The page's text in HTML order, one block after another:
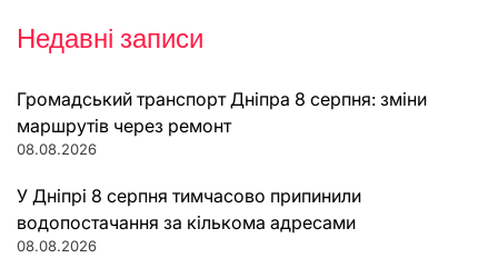
Недавні записи
Громадський транспорт Дніпра 8 серпня: зміни
маршрутів через ремонт
08.08.2026
У Дніпрі 8 серпня тимчасово припинили
водопостачання за кількома адресами
08.08.2026